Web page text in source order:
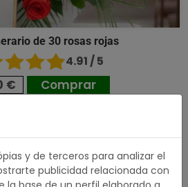
de 30 rosas rojas
4.91 / 5
€ Comprar
y de terceros para analizar el
publicidad relacionada con